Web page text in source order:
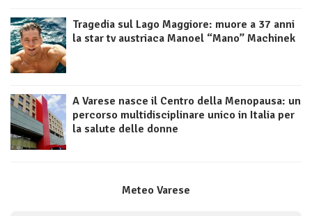
Tragedia sul Lago Maggiore: muore a 37 anni
la star tv austriaca Manoel “Mano” Machinek
A Varese nasce il Centro della Menopausa: un
percorso multidisciplinare unico in Italia per
la salute delle donne
Meteo Varese